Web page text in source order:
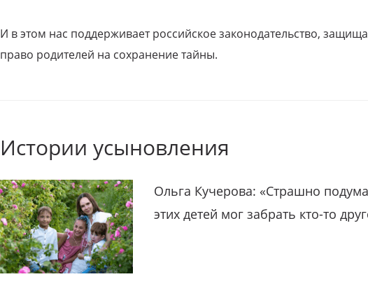
И в этом нас поддерживает российское законодательство,
право родителей на сохранение тайны.
Истории усыновления
Ольга Кучерова: «Страшно
этих детей мог забрать кто-то